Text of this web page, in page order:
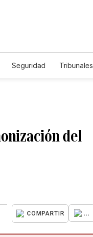
Seguridad Tribunales
del
COMPARTIR ...